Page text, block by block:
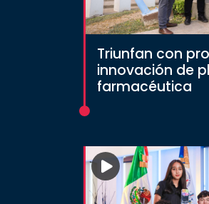
Triunfan con
innovación de
farmacéutica